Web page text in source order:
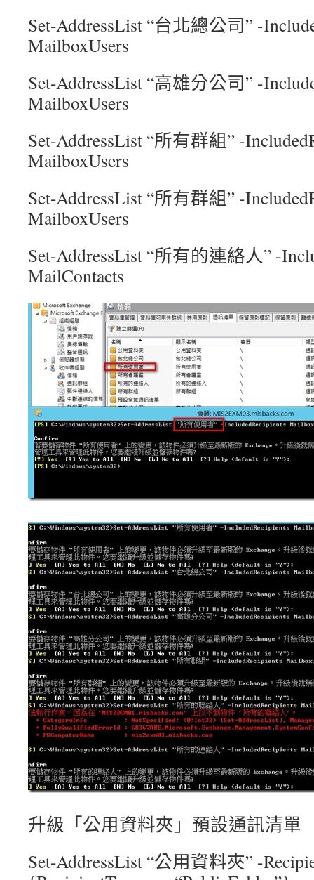
Set-AddressList “台北總公司” -
MailboxUsers
Set-AddressList “高雄分公司” -
MailboxUsers
Set-AddressList “所有群組” -
MailboxUsers
Set-AddressList “所有群組” -
MailboxUsers
Set-AddressList “所有的連絡人” -
MailContacts
升級「公用資料夾」預設通訊清單
Set-AddressList “公用資料夾” -